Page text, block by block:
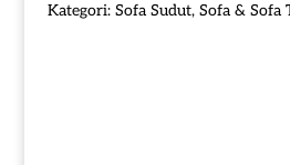
Kategori: Sofa Sudut, Sofa & Sofa